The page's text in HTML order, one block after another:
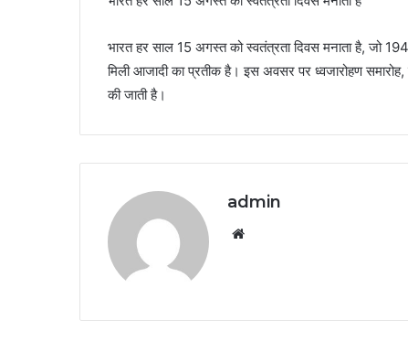
भारत हर साल 15 अगस्त को स्वतंत्रता दिवस मनाता है, जो
मिली आजादी का प्रतीक है। इस अवसर पर ध्वजारोहण
की जाती है।
admin